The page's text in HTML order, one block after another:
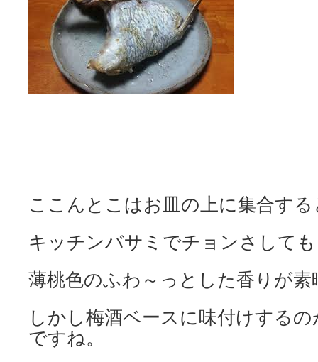
ここんとこはお皿の上に集合す
キッチンバサミでチョンさして
薄桃色のふわ～っとした香りが
しかし梅酒ベースに味付けする
ですね。